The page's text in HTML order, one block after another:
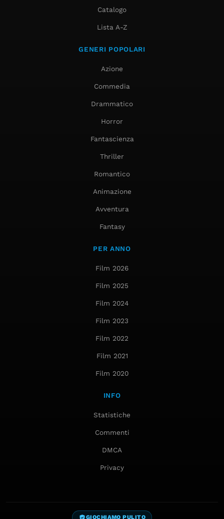
Catalogo
Lista A-Z
GENERI POPOLARI
Azione
Commedia
Drammatico
Horror
Fantascienza
Thriller
Romantico
Animazione
Avventura
Fantasy
PER ANNO
Film 2026
Film 2025
Film 2024
Film 2023
Film 2022
Film 2021
Film 2020
INFO
Statistiche
Commenti
DMCA
Privacy
GIOCHIAMO PULITO